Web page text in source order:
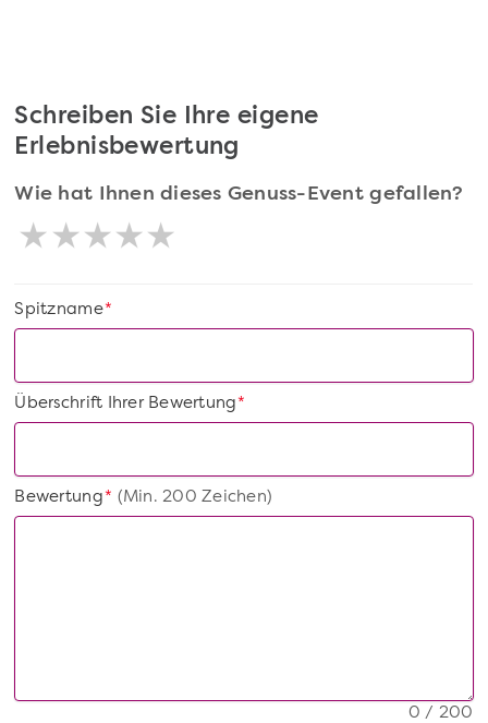
Schreiben Sie Ihre eigene
Erlebnisbewertung
Wie hat Ihnen dieses Genuss-Event gefallen?
*
Spitzname
*
Überschrift Ihrer Bewertung
*
Bewertung(Min. 200 Zeichen)
0 / 200